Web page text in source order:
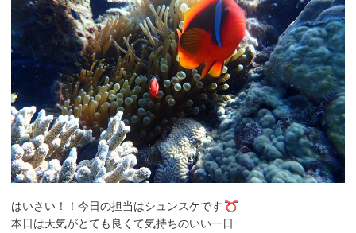
はいさい！！今日の担当はシュンスケです
本日は天気がとても良くて気持ちのいい一日